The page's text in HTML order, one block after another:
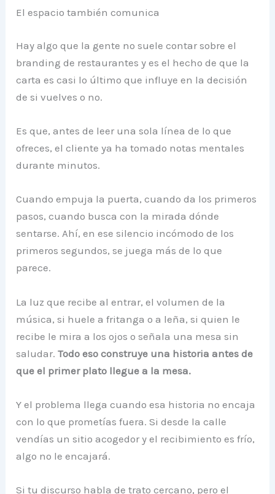
El espacio también comunica
Hay algo que la gente no suele contar sobre el
branding de restaurantes y es el hecho de que la
carta es casi lo último que influye en la decisión
de si vuelves o no.
Es que, antes de leer una sola línea de lo que
ofreces, el cliente ya ha tomado notas mentales
durante minutos.
Cuando empuja la puerta, cuando da los primeros
pasos, cuando busca con la mirada dónde
sentarse. Ahí, en ese silencio incómodo de los
primeros segundos, se juega más de lo que
parece.
La luz que recibe al entrar, el volumen de la
música, si huele a fritanga o a leña, si quien le
recibe le mira a los ojos o señala una mesa sin
saludar.Todo eso construye una historia antes de
que el primer plato llegue a la mesa.
Y el problema llega cuando esa historia no encaja
con lo que prometías fuera. Si desde la calle
vendías un sitio acogedor y el recibimiento es frío,
algo no le encajará.
Si tu discurso habla de trato cercano, pero el